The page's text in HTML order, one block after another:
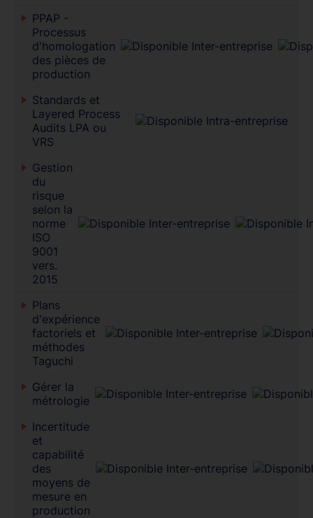
PPAP -
Processus
d'homologation
des pièces de
production
Standards et
Layered Process
Audits LPA ou
VRS
Gestion
du
risque
selon la
norme
ISO
9001
vers.
2015
Plans
d'expérience
factoriels et
méthodes
Taguchi
Gérer la
métrologie
Incertitude
et
capabilité
des
moyens de
mesure en
production